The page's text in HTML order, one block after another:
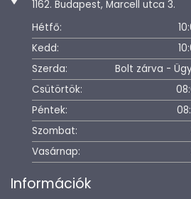
1162. Budapest, Marcell utca 3.
Hétfő:
Kedd:
Szerda:
Bolt zárva -
Csütörtök:
Péntek:
Szombat:
Vasárnap:
Információk